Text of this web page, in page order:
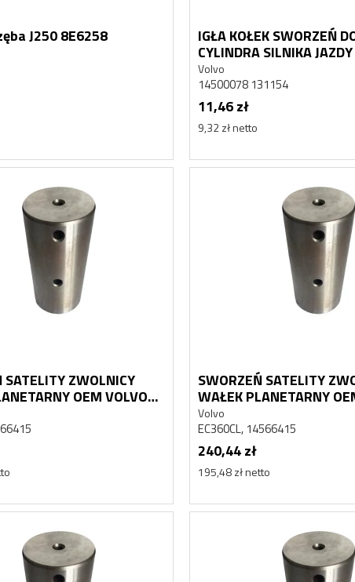
J250 8E6258 IGŁA KOŁEK SWORZEŃ
CYLINDRA SILNIKA
14500078 EC240
Volvo
14500078 131154
11,46 zł
9,32 zł netto
SATELITY ZWOLNICY
OEM VOLVO
SWORZEŃ SATELITY
WAŁEK PLANETARNY
EC360CL
Volvo
EC360CL, 14566415
240,44 zł
195,48 zł netto
HYDRAULICZNY
MEGA 400
2460-9055
HYDROAKUMULATOR
AKUMULATOR HYDRAULICZNY
DAEWOO DOOSAN MEGA 300
K1014741, 460-00015, 2460-9055